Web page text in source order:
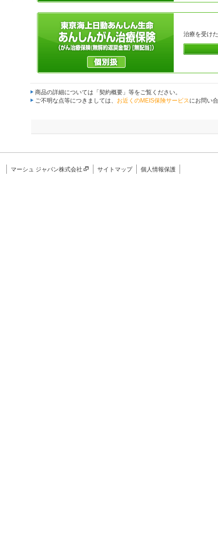
治療を受け
商品の詳細については「契約概要」等をご覧ください。
ご不明な点等につきましては、 お近くのMEIS保険サービスにお問い
マーシュ ジャパン株式会社 サイトマップ 個人情報保護